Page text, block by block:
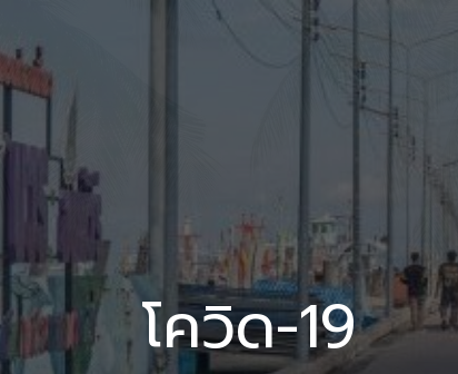
โควิด-19